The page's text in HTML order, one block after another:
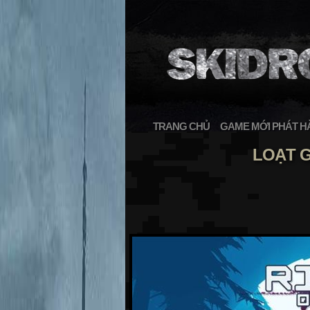
TRANG CHỦ GAME MỚI PHÁT
LOẠT